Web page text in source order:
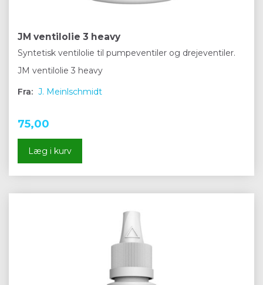
JM ventilolie 3 heavy
Syntetisk ventilolie til pumpeventiler og drejeventiler.
JM ventilolie 3 heavy
Fra: J. Meinlschmidt
75,00
Læg i kurv